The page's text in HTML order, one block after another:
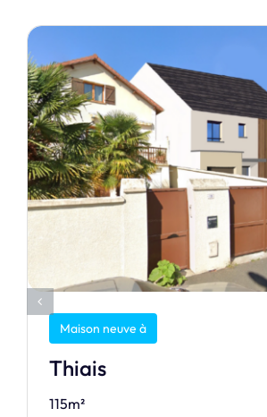
Maison neuve à
Thiais
115m²